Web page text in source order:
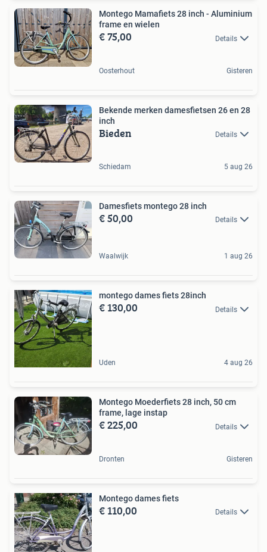
Montego Mamafiets 28 inch - Aluminium
frame en wielen
€ 75,00 Details
Oosterhout Gisteren
Bekende merken damesfietsen 26 en 28
inch
Bieden Details
Schiedam 5 aug 26
Damesfiets montego 28 inch
€ 50,00 Details
Waalwijk 1 aug 26
montego dames fiets 28inch
€ 130,00 Details
Uden 4 aug 26
Montego Moederfiets 28 inch, 50 cm
frame, lage instap
€ 225,00 Details
Dronten Gisteren
Montego dames fiets
€ 110,00 Details